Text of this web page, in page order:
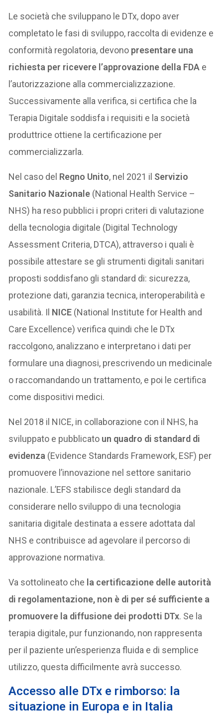
Le società che sviluppano le DTx, dopo aver
completato le fasi di sviluppo, raccolta di evidenze e
conformità regolatoria, devono presentare una
richiesta per ricevere l’approvazione della FDA e
l’autorizzazione alla commercializzazione.
Successivamente alla verifica, si certifica che la
Terapia Digitale soddisfa i requisiti e la società
produttrice ottiene la certificazione per
commercializzarla.
Nel caso del Regno Unito, nel 2021 il Servizio
Sanitario Nazionale (National Health Service –
NHS) ha reso pubblici i propri criteri di valutazione
della tecnologia digitale (Digital Technology
Assessment Criteria, DTCA), attraverso i quali è
possibile attestare se gli strumenti digitali sanitari
proposti soddisfano gli standard di: sicurezza,
protezione dati, garanzia tecnica, interoperabilità e
usabilità. Il NICE (National Institute for Health and
Care Excellence) verifica quindi che le DTx
raccolgono, analizzano e interpretano i dati per
formulare una diagnosi, prescrivendo un medicinale
o raccomandando un trattamento, e poi le certifica
come dispositivi medici.
Nel 2018 il NICE, in collaborazione con il NHS, ha
sviluppato e pubblicato un quadro di standard di
evidenza (Evidence Standards Framework, ESF) per
promuovere l’innovazione nel settore sanitario
nazionale. L’EFS stabilisce degli standard da
considerare nello sviluppo di una tecnologia
sanitaria digitale destinata a essere adottata dal
NHS e contribuisce ad agevolare il percorso di
approvazione normativa.
Va sottolineato che la certificazione delle autorità
di regolamentazione, non è di per sé sufficiente a
promuovere la diffusione dei prodotti DTx. Se la
terapia digitale, pur funzionando, non rappresenta
per il paziente un’esperienza fluida e di semplice
utilizzo, questa difficilmente avrà successo.
Accesso alle DTx e rimborso: la
situazione in Europa e in Italia